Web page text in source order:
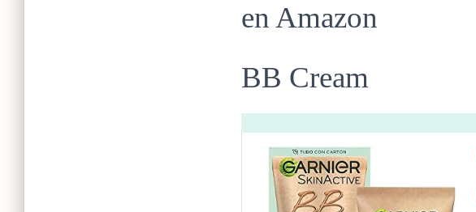
en Amazon
BB Cream